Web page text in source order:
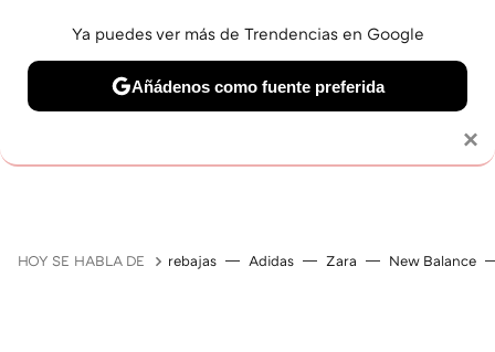
HOY SE HABLA DE rebajas Adidas Zara New Balance
×
Ya puedes ver más de Trendencias en Google
Añádenos como fuente preferida